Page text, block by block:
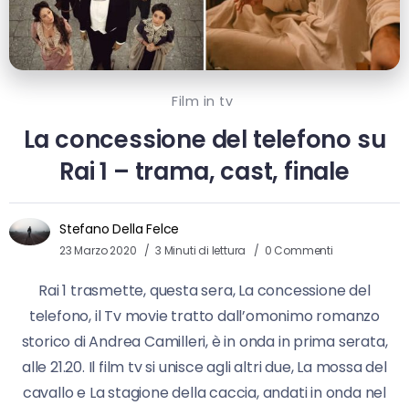
Film in tv
La concessione del telefono su
Rai 1 – trama, cast, finale
Stefano Della Felce
23 Marzo 2020 3 Minuti di lettura 0 Commenti
Rai 1 trasmette, questa sera, La concessione del
telefono, il Tv movie tratto dall’omonimo romanzo
storico di Andrea Camilleri, è in onda in prima serata,
alle 21.20. Il film tv si unisce agli altri due, La mossa del
cavallo e La stagione della caccia, andati in onda nel